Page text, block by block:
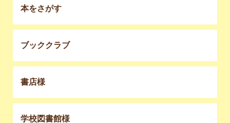
本をさがす
ブッククラブ
書店様
学校図書館様